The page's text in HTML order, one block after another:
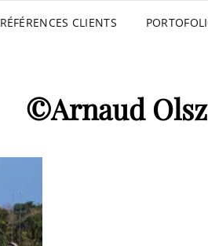
RÉFÉRENCES CLIENTS
©Arnaud